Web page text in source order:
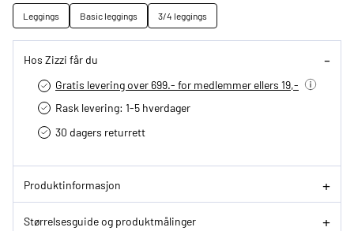
Leggings Basic leggings 3/4 leggings
Hos Zizzi får du
Gratis levering over 699.- for medlemmer ellers 19,-
Rask levering: 1-5 hverdager
30 dagers returrett
Produktinformasjon
Størrelsesguide og produktmålinger